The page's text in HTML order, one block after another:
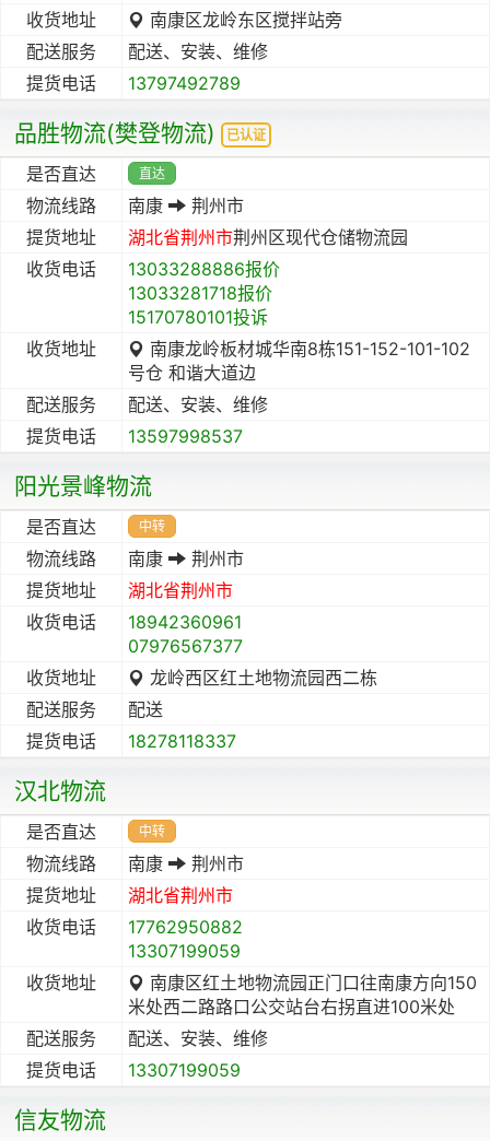
收货地址
南康区龙岭东区搅拌站旁
配送服务
配送、安装、维修
提货电话
13797492789
品胜物流(樊登物流) 已认证
是否直达 直达
物流线路 南康
荆州市
提货地址
湖北省荆州市荆州区现代仓储物流园
收货电话
13033288886报价
13033281718报价
15170780101投诉
收货地址
南康龙岭板材城华南8栋151-152-101-102
号仓 和谐大道边
配送服务
配送、安装、维修
提货电话
13597998537
阳光景峰物流
是否直达 中转
物流线路 南康
荆州市
提货地址
湖北省荆州市
收货电话
18942360961
07976567377
收货地址
龙岭西区红土地物流园西二栋
配送服务
配送
提货电话
18278118337
汉北物流
是否直达 中转
物流线路 南康
荆州市
提货地址
湖北省荆州市
收货电话
17762950882
13307199059
收货地址
南康区红土地物流园正门口往南康方向150
米处西二路路口公交站台右拐直进100米处
配送服务
配送、安装、维修
提货电话
13307199059
信友物流